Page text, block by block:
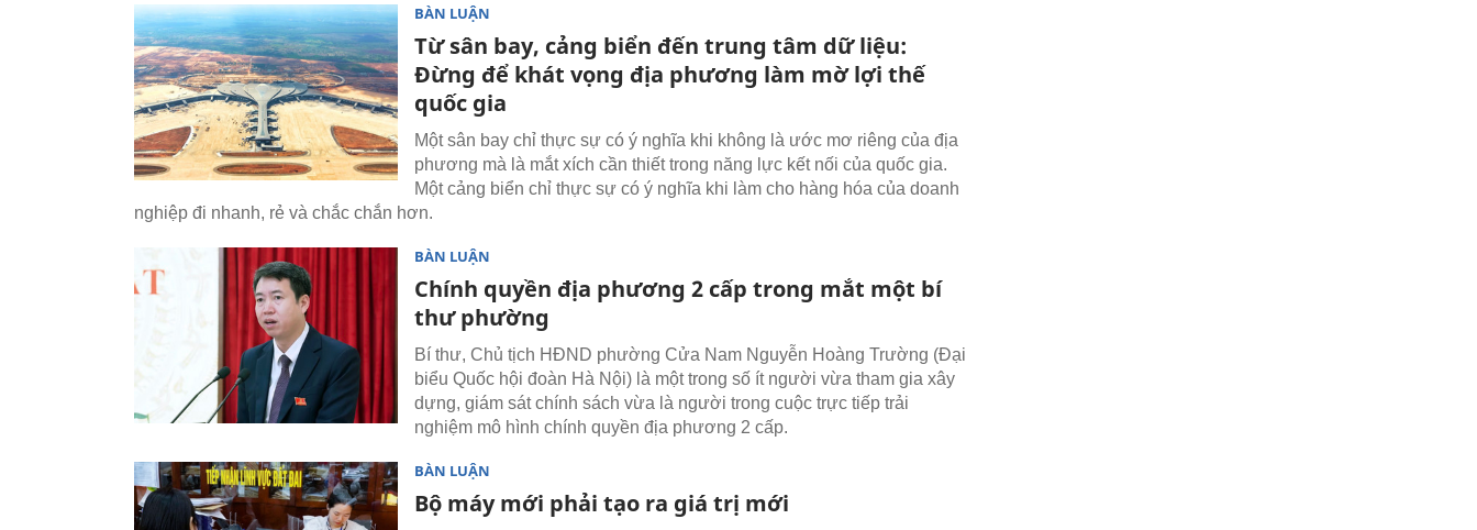
BÀN LUẬN
Từ sân bay, cảng biển đến trung tâm dữ liệu:
Đừng để khát vọng địa phương làm mờ lợi thế
quốc gia
Một sân bay chỉ thực sự có ý nghĩa khi không là ước mơ riêng của địa
phương mà là mắt xích cần thiết trong năng lực kết nối của quốc gia.
Một cảng biển chỉ thực sự có ý nghĩa khi làm cho hàng hóa của doanh
nghiệp đi nhanh, rẻ và chắc chắn hơn.
BÀN LUẬN
Chính quyền địa phương 2 cấp trong mắt một bí
thư phường
Bí thư, Chủ tịch HĐND phường Cửa Nam Nguyễn Hoàng Trường (Đại
biểu Quốc hội đoàn Hà Nội) là một trong số ít người vừa tham gia xây
dựng, giám sát chính sách vừa là người trong cuộc trực tiếp trải
nghiệm mô hình chính quyền địa phương 2 cấp.
BÀN LUẬN
Bộ máy mới phải tạo ra giá trị mới